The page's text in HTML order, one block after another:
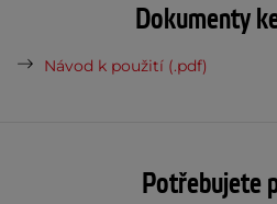
Dokumenty
Návod k použití (.pdf)
Potřebujete